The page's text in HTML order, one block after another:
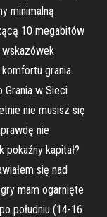
minimalną
10 megabitów
grania.
Grania w Sieci
nie musisz się
nie
kapitał?
się nad
mam ogarnięte
południu (14-16